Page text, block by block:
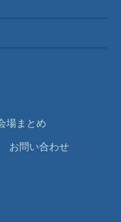
場まとめ
お問い合わせ